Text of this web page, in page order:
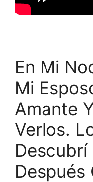
En Mi
Mi
Amante
Verlos.
Descubrí
Después